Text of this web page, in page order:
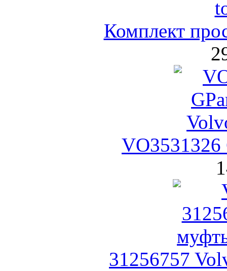
Комплект
VO3531326
31256757